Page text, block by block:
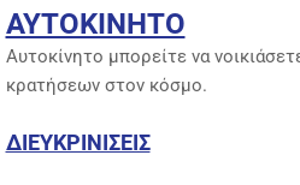
ΑΥΤΟΚΙΝΗΤΟ
Αυτοκίνητο μπορείτε να
κρατήσεων στον κόσμο.
ΔΙΕΥΚΡΙΝΙΣΕΙΣ